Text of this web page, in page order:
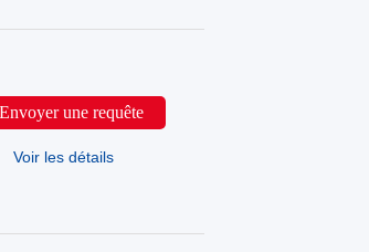
Envoyer une requête
Voir les détails